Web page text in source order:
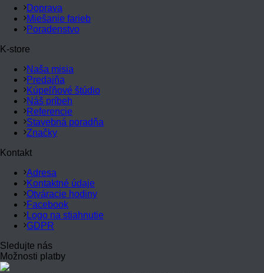
Doprava
Miešanie farieb
Poradenstvo
K-store
Naša misia
Predajňa
Kúpeľňové štúdio
Náš príbeh
Referencie
Stavebná poradňa
Značky
Kontakt
Adresa
Kontaktné údaje
Otváracie hodiny
Facebook
Logo na stiahnutie
GDPR
Sledujte nás
Možnosti platby